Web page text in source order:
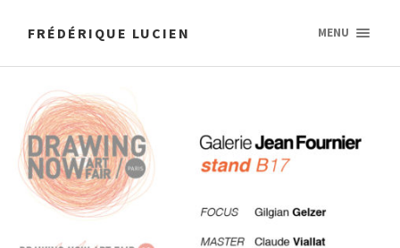
FRÉDÉRIQUE LUCIEN MENU